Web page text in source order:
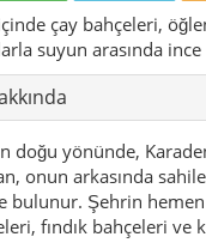
çay bahçeleri,
suyun arasında
yönünde,
onun arkasında
bulunur. Şehrin
fındık bahçeleri